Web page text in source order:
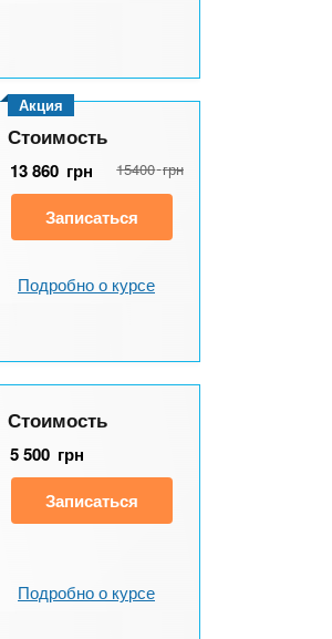
Акция
Стоимость
13 860 грн 15400 грн
Записаться
Подробно о курсе
Стоимость
5 500 грн
Записаться
Подробно о курсе